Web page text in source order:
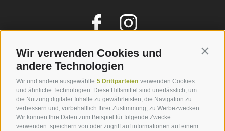
Wir verwenden Cookies und
andere Technologien
Wir und andere ausgewählte 5 Drittparteien verwenden Cookies
und ähnliche Technologien. Diese Hilfsmittel sind unerlässlich, um
die Nutzung digitaler Inhalte zu gewährleisten, die Navigation zu
verbessern und, vorbehaltlich Ihrer Zustimmung, zu Werbezwecken.
Wir können Ihre Daten zum Beispiel für folgende Zwecke
verwenden: speichern von oder zugriff auf informationen auf einem
SERVICE
Impressionen